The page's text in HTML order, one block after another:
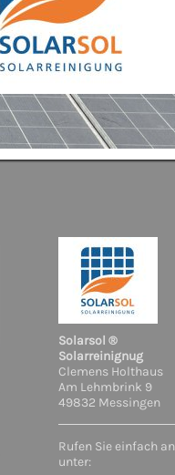
Solarsol ®
Solarreinignug
Clemens Holthaus
Am Lehmbrink 9
49832 Messingen
Rufen Sie einfach an
unter: